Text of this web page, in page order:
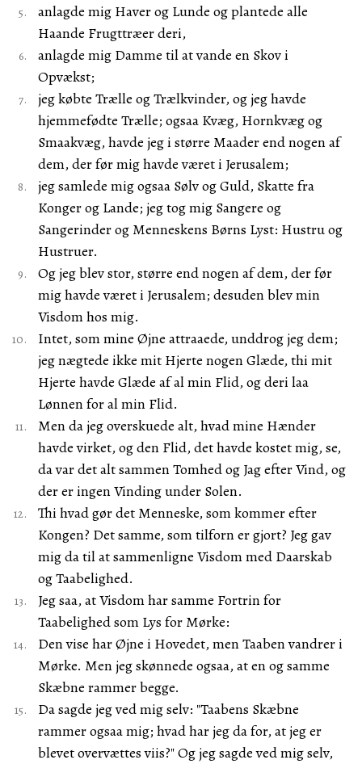
anlagde mig Haver og Lunde og plantede alle
Haande Frugttræer deri,
anlagde mig Damme til at vande en Skov i
Opvækst;
jeg købte Trælle og Trælkvinder, og jeg havde
hjemmefødte Trælle; ogsaa Kvæg, Hornkvæg og
Smaakvæg, havde jeg i større Maader end nogen af
dem, der før mig havde været i Jerusalem;
jeg samlede mig ogsaa Sølv og Guld, Skatte fra
Konger og Lande; jeg tog mig Sangere og
Sangerinder og Menneskens Børns Lyst: Hustru og
Hustruer.
Og jeg blev stor, større end nogen af dem, der før
mig havde været i Jerusalem; desuden blev min
Visdom hos mig.
Intet, som mine Øjne attraaede, unddrog jeg dem;
jeg nægtede ikke mit Hjerte nogen Glæde, thi mit
Hjerte havde Glæde af al min Flid, og deri laa
Lønnen for al min Flid.
Men da jeg overskuede alt, hvad mine Hænder
havde virket, og den Flid, det havde kostet mig, se,
da var det alt sammen Tomhed og Jag efter Vind, og
der er ingen Vinding under Solen.
Thi hvad gør det Menneske, som kommer efter
Kongen? Det samme, som tilforn er gjort? Jeg gav
mig da til at sammenligne Visdom med Daarskab
og Taabelighed.
Jeg saa, at Visdom har samme Fortrin for
Taabelighed som Lys for Mørke:
Den vise har Øjne i Hovedet, men Taaben vandrer i
Mørke. Men jeg skønnede ogsaa, at en og samme
Skæbne rammer begge.
Da sagde jeg ved mig selv: "Taabens Skæbne
rammer ogsaa mig; hvad har jeg da for, at jeg er
blevet overvættes viis?" Og jeg sagde ved mig selv,